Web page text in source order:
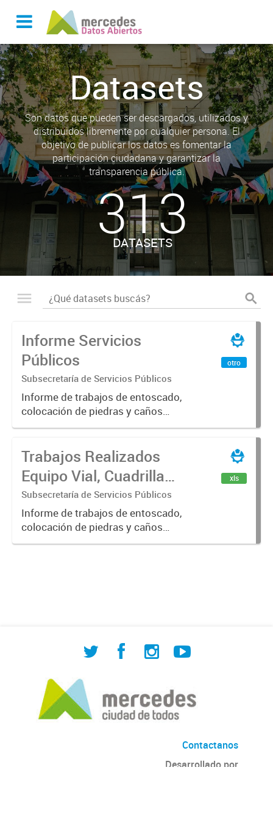
Datasets
Son datos que pueden ser descargados, utilizados y
distribuidos libremente por cualquier persona. El
objetivo de publicar los datos es fomentar la
participación ciudadana y garantizar la
transparencia pública.
313
DATASETS
Informe Servicios
Públicos
Subsecretaría de Servicios Públicos
Informe de trabajos de entoscado,
colocación de piedras y caños
(zanjeo - cruce de calles) Informe
construcción, colocación de tapa
registro, reparación...
otro
Trabajos Realizados
Equipo Vial, Cuadrilla
Bacheo, Servicio
Eléctrico - Noviembre
2021
Subsecretaría de Servicios Públicos
Informe de trabajos de entoscado,
colocación de piedras y caños
(zanjeo - cruce de calles) Informe
xls
Contactanos
Desarrollado por